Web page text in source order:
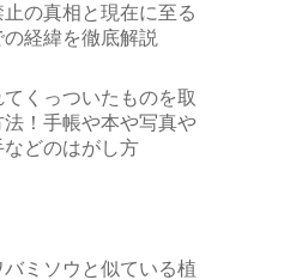
止の真相と現在に至る
の経緯を徹底解説
てくっついたものを取
法！手帳や本や写真や
などのはがし方
バミソウと似ている植